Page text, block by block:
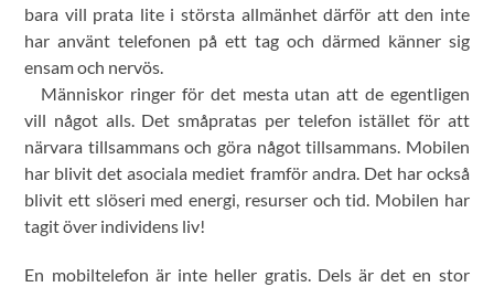
bara vill prata lite i största allmänhet därför att den inte
har använt telefonen på ett tag och därmed känner sig
ensam och nervös.
Människor ringer för det mesta utan att de egentligen
vill något alls. Det småpratas per telefon istället för att
närvara tillsammans och göra något tillsammans. Mobilen
har blivit det asociala mediet framför andra. Det har också
blivit ett slöseri med energi, resurser och tid. Mobilen har
tagit över individens liv!
En mobiltelefon är inte heller gratis. Dels är det en stor